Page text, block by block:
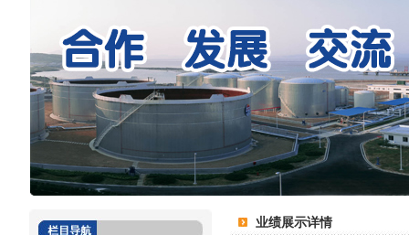
业绩展示详情